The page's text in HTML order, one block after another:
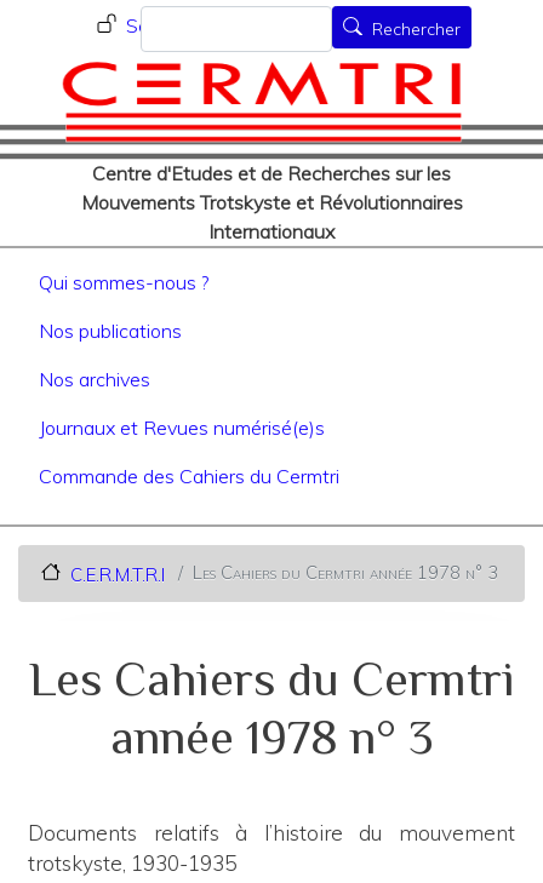
au
contenu
principal
Menu du compte de
Se connecter
Centre d'Etudes et de Recherches sur les
Mouvements Trotskyste et Révolutionnaires
Internationaux
Rechercher Rechercher
Navigation principale
Qui sommes-nous ?
Nos publications
Nos archives
Journaux et Revues numérisé(e)s
Commande des Cahiers du Cermtri
C.E.R.M.T.R.I Les Cahiers du Cermtri année 1978 n° 3
Les Cahiers du Cermtri
année 1978 n° 3
Documents relatifs à l’histoire du mouvement
trotskyste, 1930-1935